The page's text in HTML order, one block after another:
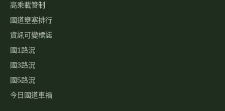
高乘載管制
國道壅塞排行
資訊可變標誌
國1路況
國3路況
國5路況
今日國道車禍